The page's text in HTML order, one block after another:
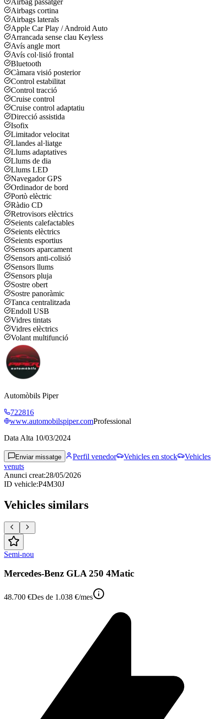
Airbag passatger
Airbags cortina
Airbags laterals
Apple Car Play / Android Auto
Arrancada sense clau Keyless
Avís angle mort
Avís col·lisió frontal
Bluetooth
Càmara visió posterior
Control estabilitat
Control tracció
Cruise control
Cruise control adaptatiu
Direcció assistida
Isofix
Limitador velocitat
Llandes al·liatge
Llums adaptatives
Llums de dia
Llums LED
Navegador GPS
Ordinador de bord
Portò elèctric
Ràdio CD
Retrovisors elèctrics
Seients calefactables
Seients elèctrics
Seients esportius
Sensors aparcament
Sensors anti-colisió
Sensors llums
Sensors pluja
Sostre obert
Sostre panoràmic
Tanca centralitzada
Endoll USB
Vidres tintats
Vidres elèctrics
Volant multifunció
Automòbils Piper
722816
www.automobilspiper.comProfessional
Data Alta 10/03/2024
Enviar missatge Perfil venedor Vehicles en stock
Vehicles
venuts
Anunci creat:28/05/2026
ID vehicle:P4M30J
Vehicles similars
Semi-nou
Mercedes-Benz GLA 250 4Matic
48.700 €Des de 1.038 €/mes